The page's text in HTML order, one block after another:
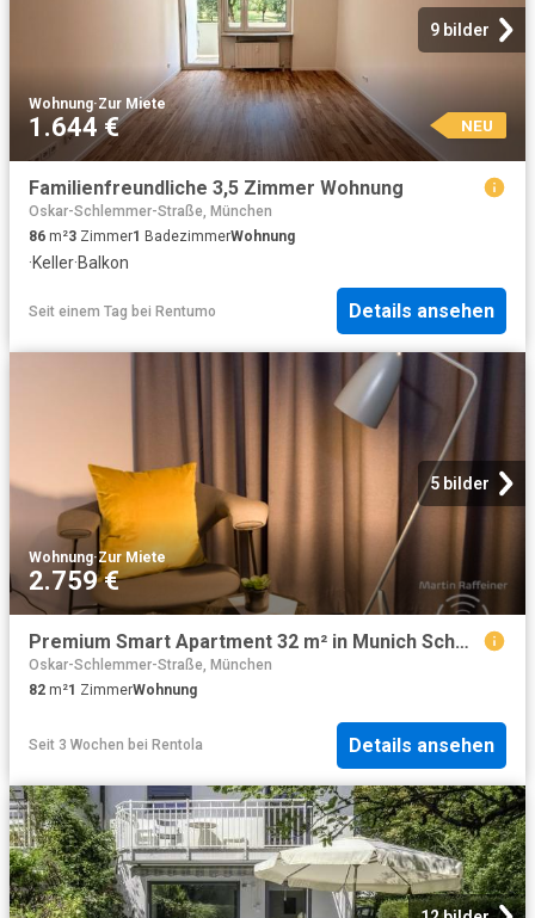
9 bilder
Wohnung·Zur Miete
1.644 € NEU
Familienfreundliche 3,5 Zimmer Wohnung
Oskar-Schlemmer-Straße, München
86 m²3 Zimmer1 BadezimmerWohnung
·Keller·Balkon
Seit einem Tag bei Rentumo Details ansehen
5 bilder
Wohnung·Zur Miete
2.759 €
Premium Smart Apartment 32 m² in Munich Schwabing
Oskar-Schlemmer-Straße, München
82 m²1 ZimmerWohnung
Seit 3 Wochen bei Rentola Details ansehen